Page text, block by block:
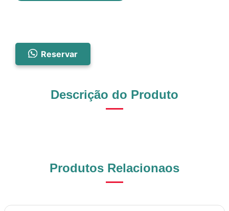
Reservar
Descrição do Produto
Produtos Relacionaos